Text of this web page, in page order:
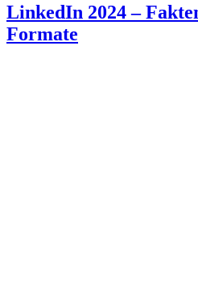
LinkedIn 2024 –
Formate